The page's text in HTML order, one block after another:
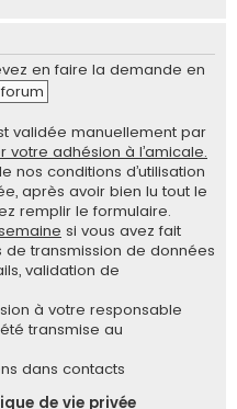
en faire la demande en
validée manuellement par
votre adhésion à l’amicale.
nos conditions d’utilisation
après avoir bien lu tout le
remplir le formulaire.
si vous avez fait
transmission de données
validation de
à votre responsable
transmise au
dans contacts
de vie privée